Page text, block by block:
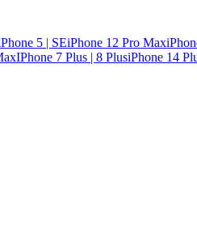
5 | SEiPhone 12 Pro Max
IPhone 7 Plus | 8 PlusiPhone 14